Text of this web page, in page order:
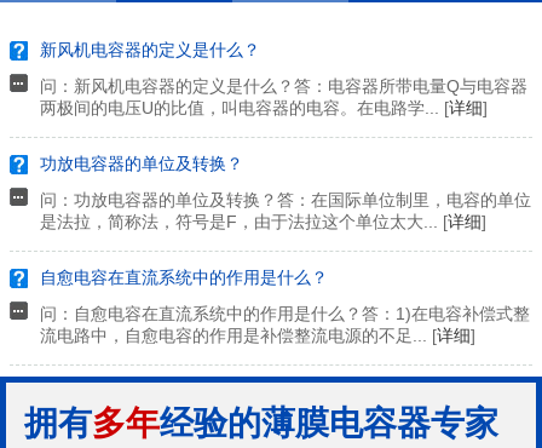
新风机电容器的定义是什么？
问：新风机电容器的定义是什么？答：电容器所带电量Q与电容器
两极间的电压U的比值，叫电容器的电容。在电路学... [详细]
功放电容器的单位及转换？
问：功放电容器的单位及转换？答：在国际单位制里，电容的单位
是法拉，简称法，符号是F，由于法拉这个单位太大... [详细]
自愈电容在直流系统中的作用是什么？
问：自愈电容在直流系统中的作用是什么？答：1)在电容补偿式整
流电路中，自愈电容的作用是补偿整流电源的不足... [详细]
拥有多年经验的薄膜电容器专家